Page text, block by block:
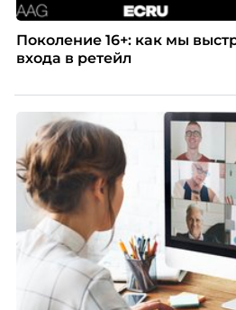
Поколение 16+: как мы
входа в ретейл